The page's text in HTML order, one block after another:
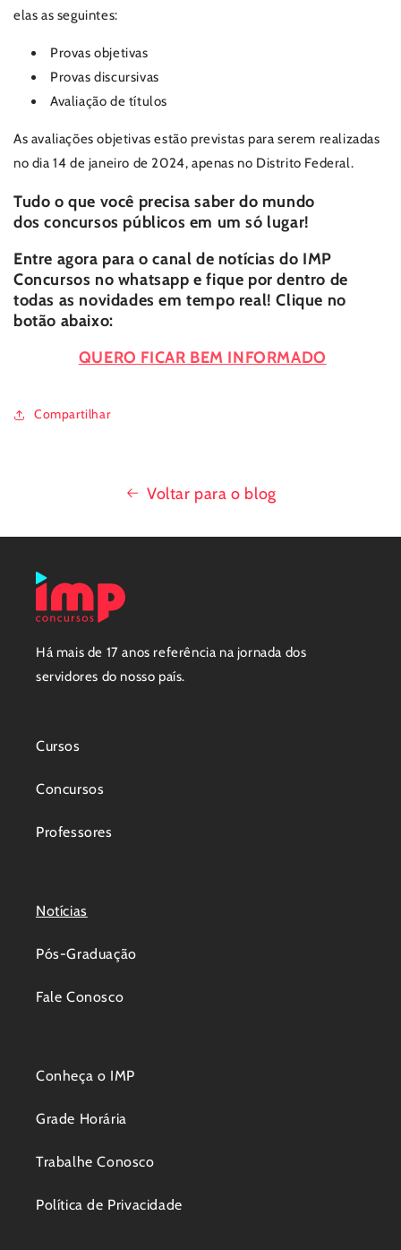
elas as seguintes:
Provas objetivas
Provas discursivas
Avaliação de títulos
As avaliações objetivas estão previstas para serem realizadas
no dia 14 de janeiro de 2024,apenas no Distrito Federal.
Tudo o que você precisa saber do mundo
dos concursos públicos em um só lugar!
Entre agora para o canal de notícias do IMP
Concursos no whatsapp e fique por dentro de
todas as novidades em tempo real! Clique no
botão abaixo:
QUERO FICAR BEM INFORMADO
Compartilhar
Voltar para o blog
Há mais de 17 anos referência na jornada dos
servidores do nosso país.
Cursos
Concursos
Professores
Notícias
Pós-Graduação
Fale Conosco
Conheça o IMP
Grade Horária
Trabalhe Conosco
Política de Privacidade